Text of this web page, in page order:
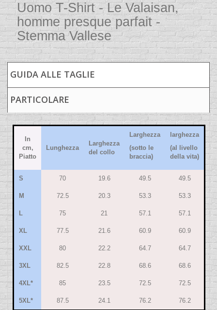
Uomo T-Shirt - Le Valaisan,
homme presque parfait -
Stemma Vallese
GUIDA ALLE TAGLIE
PARTICOLARE
In
cm,
Piatto
Lunghezza
Larghezza
del collo
Larghezza
(sotto le
braccia)
larghezza
(al livello
della vita)
S 70 19.6 49.5 49.5
M 72.5 20.3 53.3 53.3
L 75 21 57.1 57.1
XL 77.5 21.6 60.9 60.9
XXL 80 22.2 64.7 64.7
3XL 82.5 22.8 68.6 68.6
4XL* 85 23.5 72.5 72.5
5XL* 87.5 24.1 76.2 76.2